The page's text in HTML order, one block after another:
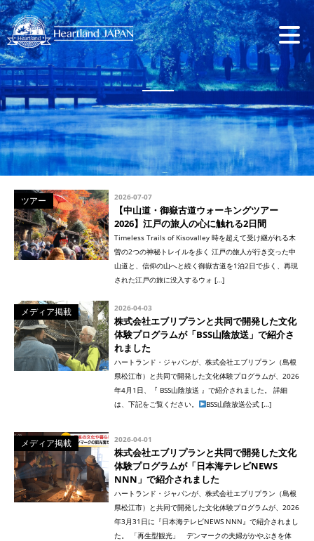
ツアー 2026-07-07
【中山道・御嶽古道ウォーキングツアー
2026】江戸の旅人の心に触れる2日間
Timeless Trails of Kisovalley 時を超えて受け継がれる木
曽の2つの神秘トレイルを歩く 江戸の旅人が行き交った中
山道と、信仰の山へと続く御嶽古道を1泊2日で歩く、再現
された江戸の旅に没入するウォ […]
メディア掲載 2026-04-03
株式会社エブリプランと共同で開発した文化
体験プログラムが「BSS山陰放送」で紹介さ
れました
ハートランド・ジャパンが、株式会社エブリプラン（島根
県松江市）と共同で開発した文化体験プログラムが、2026
年4月1日、『 BSS山陰放送 』で紹介されました。 詳細
は、下記をご覧ください。
BSS山陰放送公式 […]
メディア掲載 2026-04-01
株式会社エブリプランと共同で開発した文化
体験プログラムが「日本海テレビNEWS
NNN」で紹介されました
ハートランド・ジャパンが、株式会社エブリプラン（島根
県松江市）と共同で開発した文化体験プログラムが、2026
年3月31日に『日本海テレビNEWS NNN』で紹介されまし
た。 「再生型観光」 デンマークの夫婦がかやぶきを体